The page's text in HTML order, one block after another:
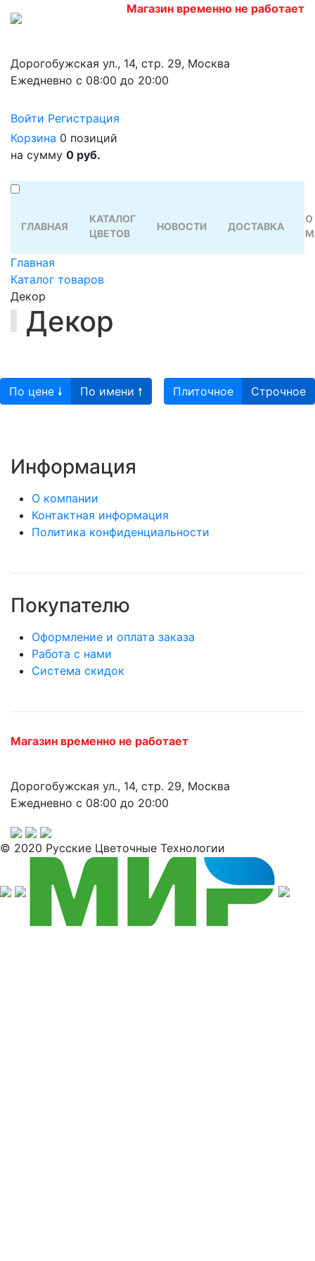
Магазин временно не работает
Дорогобужская ул., 14, стр. 29, Москва
Ежедневно с 08:00 до 20:00
Войти Регистрация
Корзина 0 позиций
на сумму 0 руб.
ГЛАВНАЯ
КАТАЛОГ
ЦВЕТОВ
НОВОСТИ ДОСТАВКА
О
Главная
Каталог товаров
Декор
Декор
По цене 🠗 По имени 🠕 Плиточное Строчное
Информация
О компании
Контактная информация
Политика конфиденциальности
Покупателю
Оформление и оплата заказа
Работа с нами
Система скидок
Магазин временно не работает
Дорогобужская ул., 14, стр. 29, Москва
Ежедневно с 08:00 до 20:00
© 2020 Русские Цветочные Технологии